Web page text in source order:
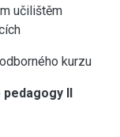
učilištěm
kurzu
II